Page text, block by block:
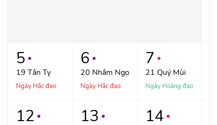
5 ●
19 Tân Tỵ
Ngày Hắc đạo
6 ●
20 Nhâm Ngọ
Ngày Hắc đạo
7 ●
21 Quý Mùi
Ngày Hoàng đạo
12 ● 13 ● 14 ●